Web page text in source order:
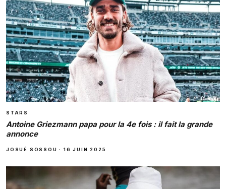
STARS
Antoine Griezmann papa pour la 4e fois : il fait la grande
annonce
JOSUÉ SOSSOU ·16 JUIN 2025